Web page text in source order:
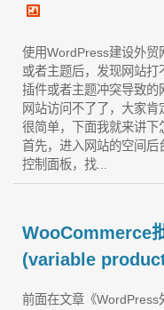
使用WordPress建设外贸
或者主题后，发现网站
插件或者主题冲突导致
网站访问不了了，大家
很简单，下面我就来讲下
首先，进入网站的空间
控制面板，找...
WooCommerce
(variable
前面在文章《